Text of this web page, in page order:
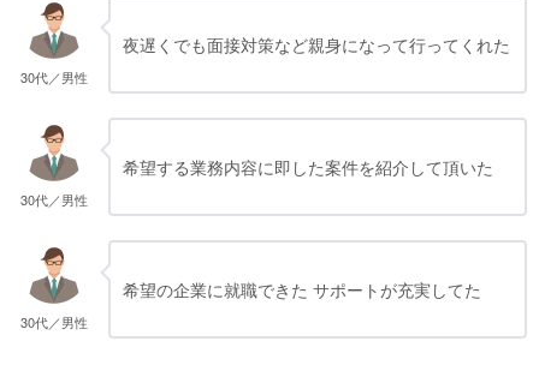
30代／男性
夜遅くでも面接対策など親身になって行ってくれた
30代／男性
希望する業務内容に即した案件を紹介して頂いた
30代／男性
希望の企業に就職できた サポートが充実してた